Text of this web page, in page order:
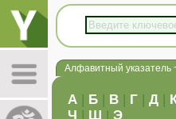
Алфавитный указатель
А | Б | В | Г | Д |
Ч | Ш | Э